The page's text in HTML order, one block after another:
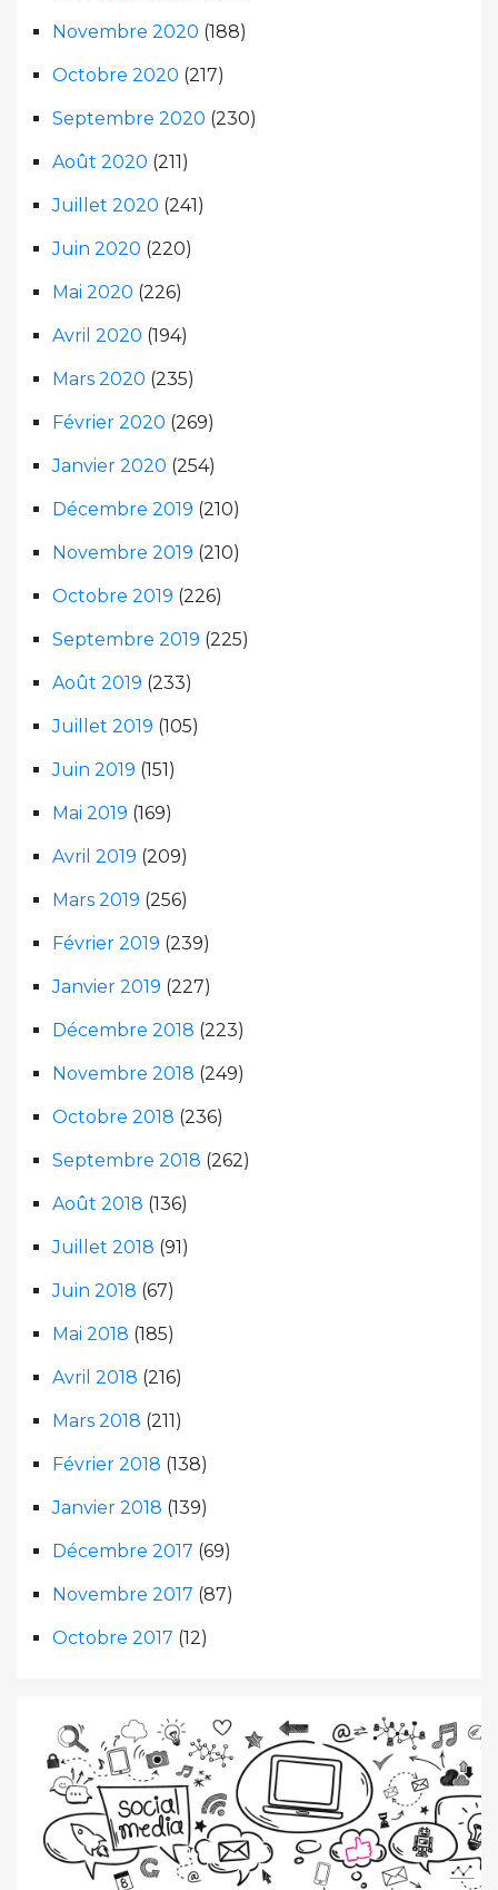
Novembre 2020 (188)
Octobre 2020 (217)
Septembre 2020 (230)
Août 2020 (211)
Juillet 2020 (241)
Juin 2020 (220)
Mai 2020 (226)
Avril 2020 (194)
Mars 2020 (235)
Février 2020 (269)
Janvier 2020 (254)
Décembre 2019 (210)
Novembre 2019 (210)
Octobre 2019 (226)
Septembre 2019 (225)
Août 2019 (233)
Juillet 2019 (105)
Juin 2019 (151)
Mai 2019 (169)
Avril 2019 (209)
Mars 2019 (256)
Février 2019 (239)
Janvier 2019 (227)
Décembre 2018 (223)
Novembre 2018 (249)
Octobre 2018 (236)
Septembre 2018 (262)
Août 2018 (136)
Juillet 2018 (91)
Juin 2018 (67)
Mai 2018 (185)
Avril 2018 (216)
Mars 2018 (211)
Février 2018 (138)
Janvier 2018 (139)
Décembre 2017 (69)
Novembre 2017 (87)
Octobre 2017 (12)